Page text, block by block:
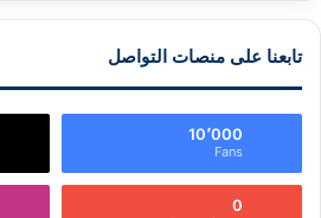
تابعنا على منصات التواصل
10٬000
Fans
0